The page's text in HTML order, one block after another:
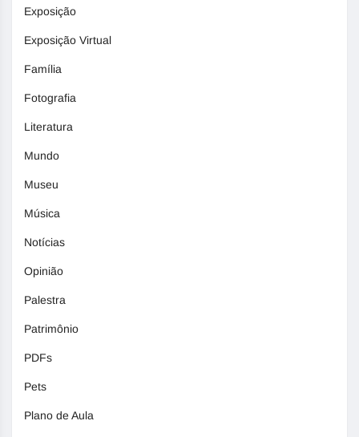
Exposição
Exposição Virtual
Família
Fotografia
Literatura
Mundo
Museu
Música
Notícias
Opinião
Palestra
Patrimônio
PDFs
Pets
Plano de Aula